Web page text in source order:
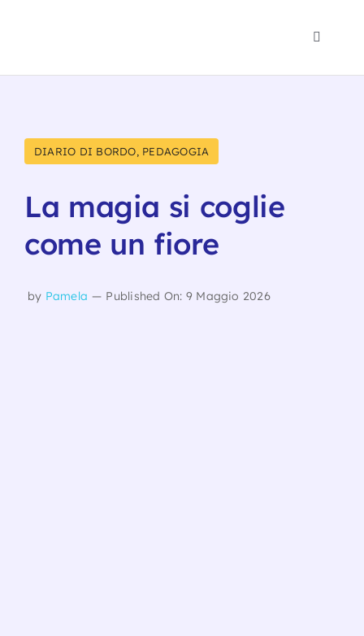
Toggle
Polo 1-
DIARIO DI BORDO, PEDAGOGIA
La magia si coglie
come un fiore
by Pamela — Published On: 9 Maggio 2026